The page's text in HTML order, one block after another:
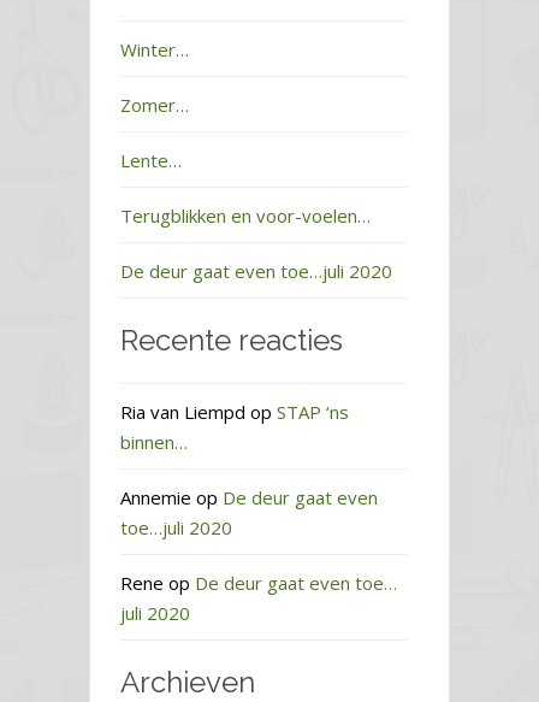
Winter…
Zomer…
Lente…
Terugblikken en voor-voelen…
De deur gaat even toe…juli 2020
Recente reacties
Ria van Liempd op STAP ‘ns
binnen…
Annemie op De deur gaat even
toe…juli 2020
Rene op De deur gaat even toe…
juli 2020
Archieven